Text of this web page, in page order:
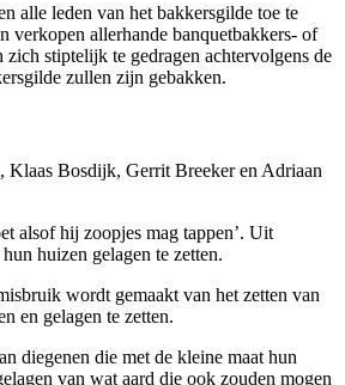
alle leden van het bakkersgilde toe te
verkopen allerhande banquetbakkers- of
stiptelijk te gedragen achtervolgens de
zullen zijn gebakken.
Klaas Bosdijk, Gerrit Breeker en Adriaan
alsof hij zoopjes mag tappen’. Uit
huizen gelagen te zetten.
wordt gemaakt van het zetten van
en gelagen te zetten.
diegenen die met de kleine maat hun
van wat aard die ook zouden mogen